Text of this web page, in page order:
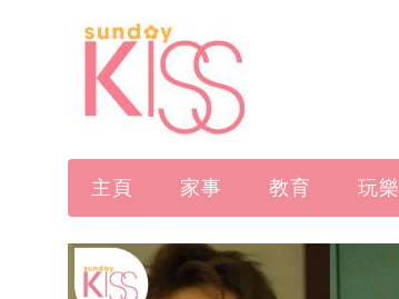
主頁 家事 教育 玩樂